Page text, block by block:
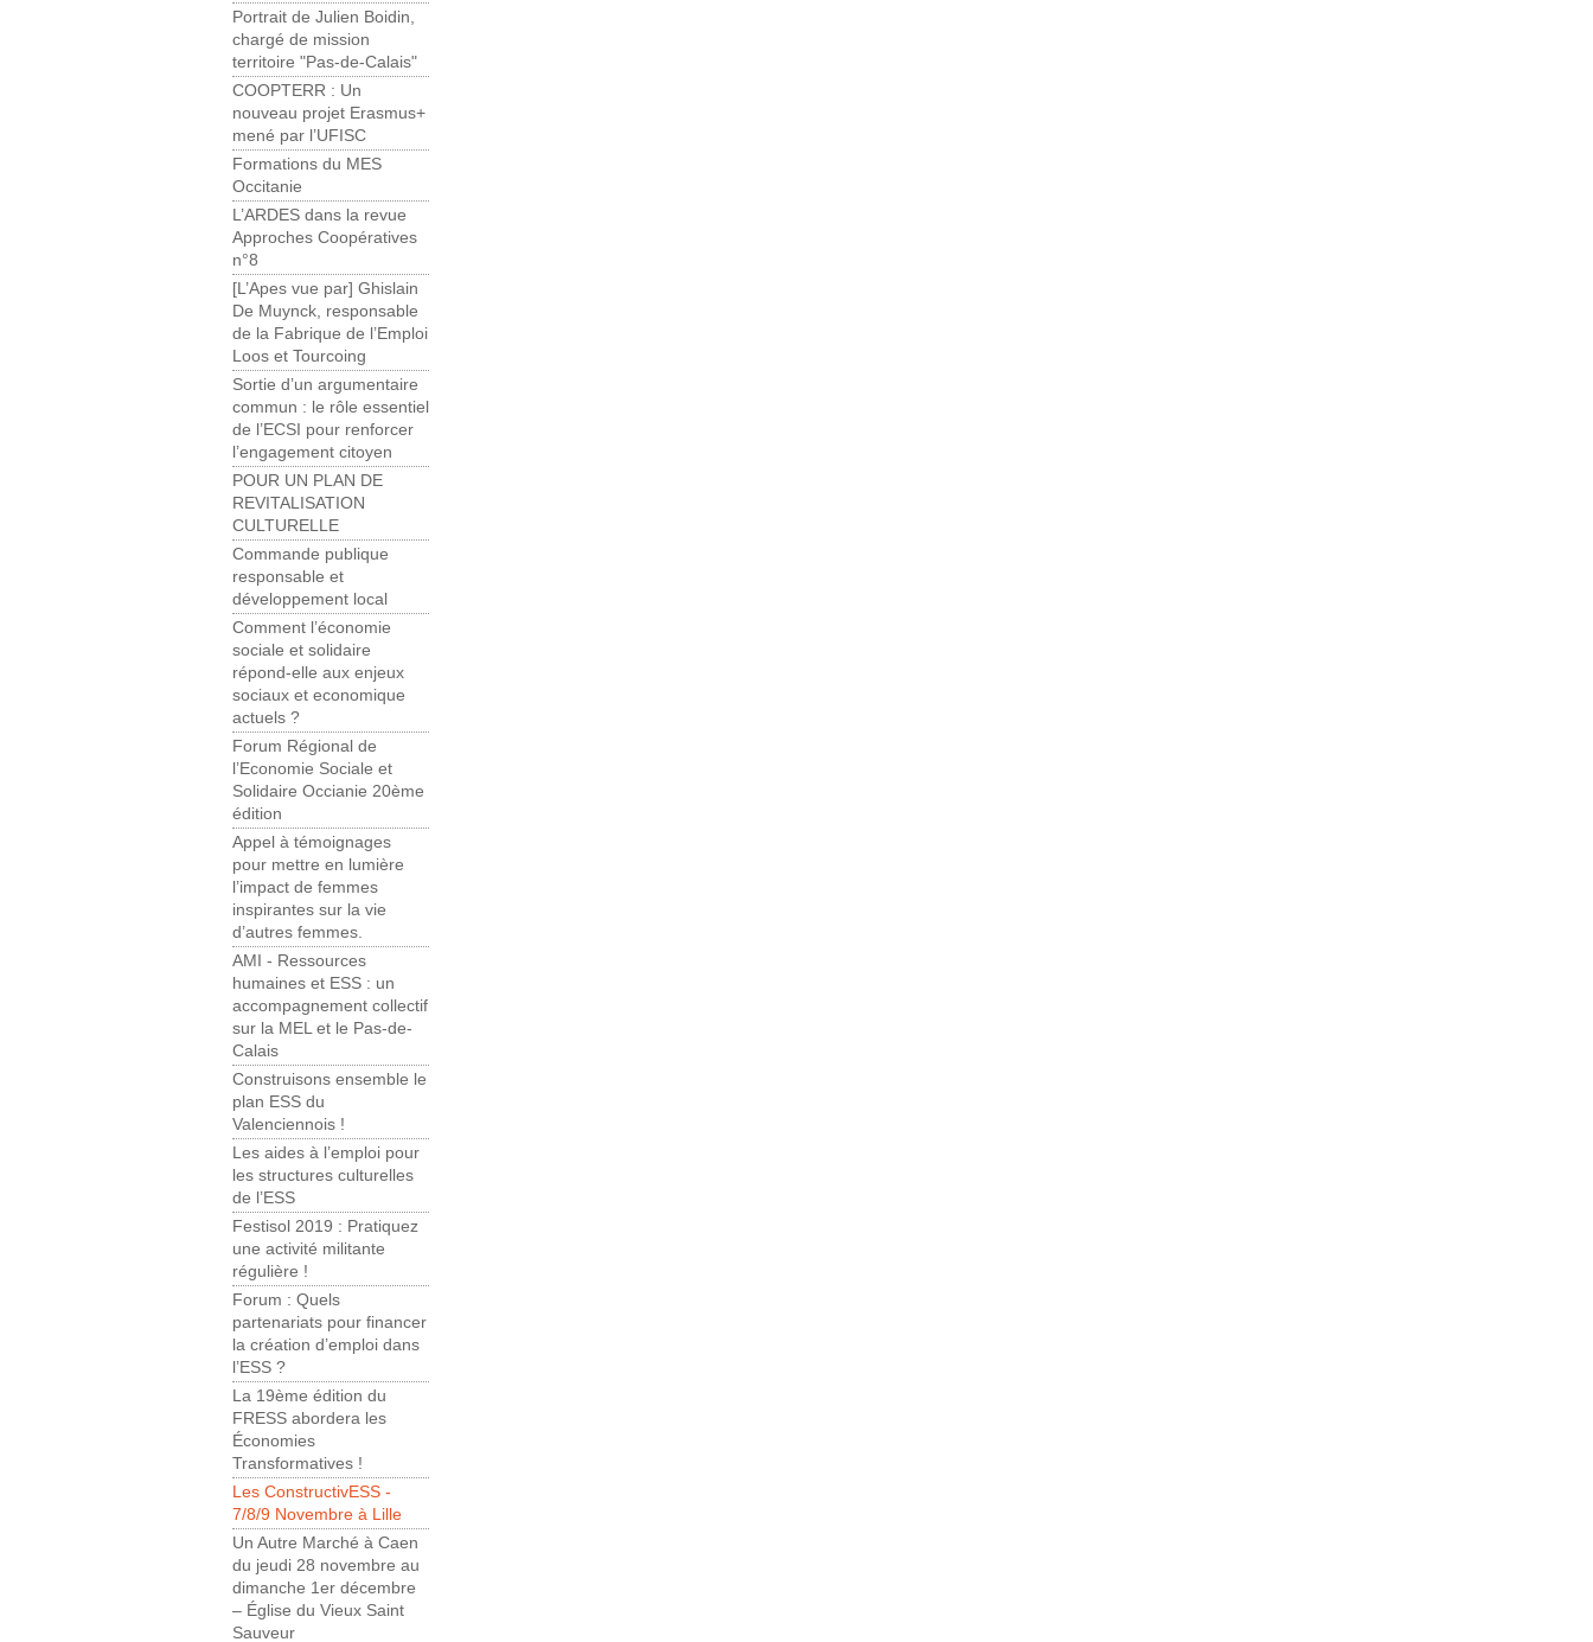
Portrait de Julien Boidin,
chargé de mission
territoire "Pas-de-Calais"
COOPTERR : Un
nouveau projet Erasmus+
mené par l’UFISC
Formations du MES
Occitanie
L’ARDES dans la revue
Approches Coopératives
n°8
[L’Apes vue par] Ghislain
De Muynck, responsable
de la Fabrique de l’Emploi
Loos et Tourcoing
Sortie d’un argumentaire
commun : le rôle essentiel
de l’ECSI pour renforcer
l’engagement citoyen
POUR UN PLAN DE
REVITALISATION
CULTURELLE
Commande publique
responsable et
développement local
Comment l’économie
sociale et solidaire
répond-elle aux enjeux
sociaux et economique
actuels ?
Forum Régional de
l’Economie Sociale et
Solidaire Occianie 20ème
édition
Appel à témoignages
pour mettre en lumière
l’impact de femmes
inspirantes sur la vie
d’autres femmes.
AMI - Ressources
humaines et ESS : un
accompagnement collectif
sur la MEL et le Pas-de-
Calais
Construisons ensemble le
plan ESS du
Valenciennois !
Les aides à l’emploi pour
les structures culturelles
de l’ESS
Festisol 2019 : Pratiquez
une activité militante
régulière !
Forum : Quels
partenariats pour financer
la création d’emploi dans
l’ESS ?
La 19ème édition du
FRESS abordera les
Économies
Transformatives !
Les ConstructivESS -
7/8/9 Novembre à Lille
Un Autre Marché à Caen
du jeudi 28 novembre au
dimanche 1er décembre
– Église du Vieux Saint
Sauveur